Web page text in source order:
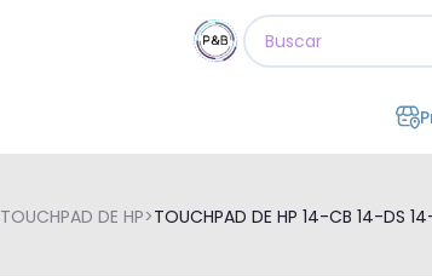
TOUCHPAD DE HP>TOUCHPAD DE HP 14-CB 14-DS